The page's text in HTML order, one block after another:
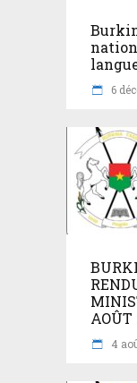
6
AOÛT
4